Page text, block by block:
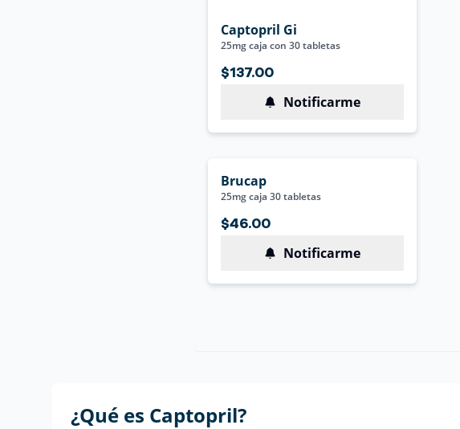
Captopril Gi
25mg caja con 30 tabletas
$137.00
Notificarme
Brucap
25mg caja 30 tabletas
$46.00
Notificarme
¿Qué es Captopril?